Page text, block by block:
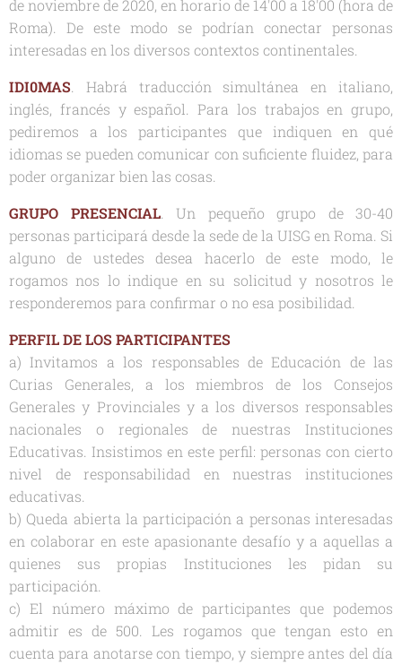
de noviembre de 2020, en horario de 14'00 a 18'00 (hora de
Roma). De este modo se podrían conectar personas
interesadas en los diversos contextos continentales.
IDI0MAS. Habrá traducción simultánea en italiano,
inglés, francés y español. Para los trabajos en grupo,
pediremos a los participantes que indiquen en qué
idiomas se pueden comunicar con suficiente fluidez, para
poder organizar bien las cosas.
GRUPO PRESENCIAL. Un pequeño grupo de 30-40
personas participará desde la sede de la UISG en Roma. Si
alguno de ustedes desea hacerlo de este modo, le
rogamos nos lo indique en su solicitud y nosotros le
responderemos para confirmar o no esa posibilidad.
PERFIL DE LOS PARTICIPANTES
a) Invitamos a los responsables de Educación de las
Curias Generales, a los miembros de los Consejos
Generales y Provinciales y a los diversos responsables
nacionales o regionales de nuestras Instituciones
Educativas. Insistimos en este perfil: personas con cierto
nivel de responsabilidad en nuestras instituciones
educativas.
b) Queda abierta la participación a personas interesadas
en colaborar en este apasionante desafío y a aquellas a
quienes sus propias Instituciones les pidan su
participación.
c) El número máximo de participantes que podemos
admitir es de 500. Les rogamos que tengan esto en
cuenta para anotarse con tiempo, y siempre antes del día